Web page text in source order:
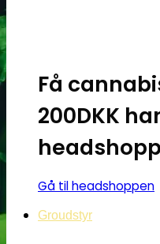
Få
200DKK
Gå til headshoppen
Groudstyr